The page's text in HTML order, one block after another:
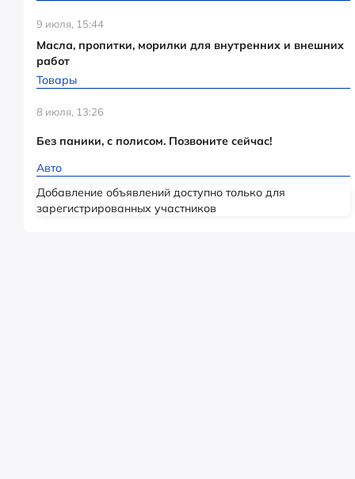
9 июля, 15:44
Масла, пропитки, морилки для внутренних и внешних
работ
Товары
8 июля, 13:26
Без паники, с полисом. Позвоните сейчас!
Авто
Добавление объявлений доступно только для
зарегистрированных участников